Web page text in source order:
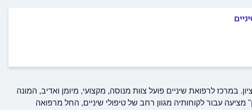
בשנת 2004 בעיר ראשון לציון. במרכז לרפואת שיניים פועל צוות מנוסה, מקצועי, מיומן ואדיב, המונה
מציעה עבור לקוחותיה מגוון רחב של טיפולי שיניים, החל מרפואה